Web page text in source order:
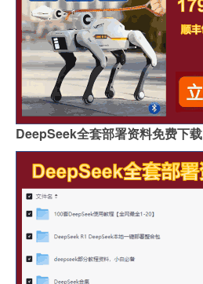
DeepSeek全套部署资料免费下载